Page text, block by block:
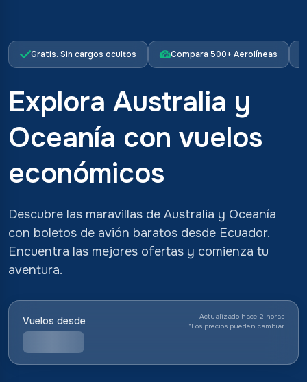
Gratis. Sin cargos ocultos Compara 500+ Aerolíneas
Explora Australia y
Oceanía con vuelos
económicos
Descubre las maravillas de Australia y Oceanía
con boletos de avión baratos desde Ecuador.
Encuentra las mejores ofertas y comienza tu
aventura.
Vuelos desde
Actualizado hace 2 horas
*Los precios pueden cambiar